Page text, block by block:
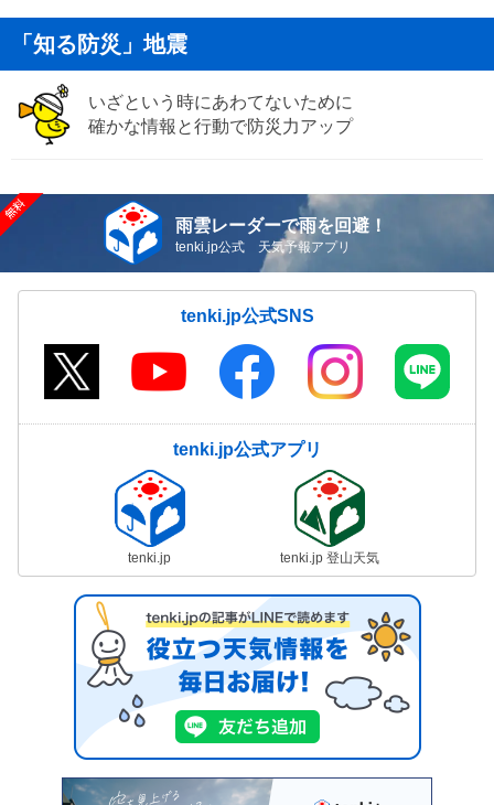
「知る防災」地震
いざという時にあわてないために
確かな情報と行動で防災力アップ
雨雲レーダーで雨を回避！
tenki.jp公式 天気予報アプリ
tenki.jp公式SNS
tenki.jp公式アプリ
tenki.jp tenki.jp 登山天気